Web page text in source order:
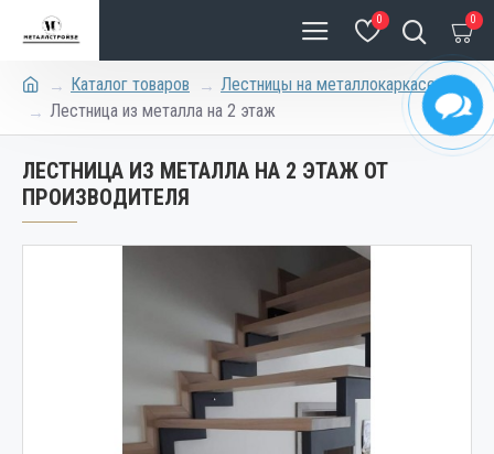
0 0
Каталог товаров
Лестницы на металлокаркасе
Лестница из металла на 2 этаж
ЛЕСТНИЦА ИЗ МЕТАЛЛА НА 2 ЭТАЖ ОТ
ПРОИЗВОДИТЕЛЯ